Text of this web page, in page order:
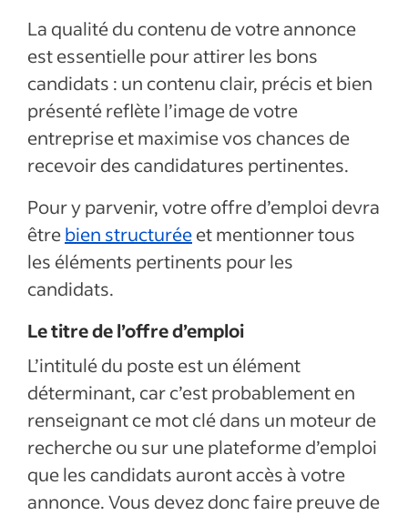
La qualité du contenu de votre annonce
est essentielle pour attirer les bons
candidats : un contenu clair, précis et bien
présenté reflète l’image de votre
entreprise et maximise vos chances de
recevoir des candidatures pertinentes.
Pour y parvenir, votre offre d’emploi devra
êtrebien structuréeet mentionner tous
les éléments pertinents pour les
candidats.
Le titre de l’offre d’emploi
L’intitulé du poste est un élément
déterminant, car c’est probablement en
renseignant ce mot clé dans un moteur de
recherche ou sur une plateforme d’emploi
que les candidats auront accès à votre
annonce. Vous devez donc faire preuve de